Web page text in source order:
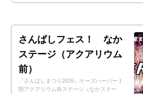
さんばしフェス！ なか
ステージ（アクアリウム
前）
『さんばしまつり2026』ケーズハーバー１
階アクアリウム前ステージ（なかステー